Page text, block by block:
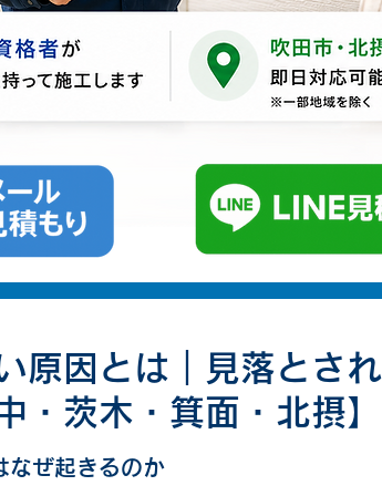
原因とは｜見落とされ
・茨木・箕面・北摂】
なぜ起きるのか